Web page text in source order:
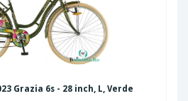
Grazia 6s - 28 inch, L, Verde